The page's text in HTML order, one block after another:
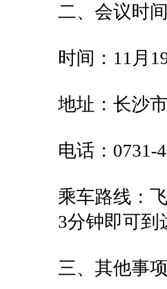
二、会议时
时间：11月
地址：长沙
电话：0731-
乘车路线：
3分钟即可到
三、其他事项